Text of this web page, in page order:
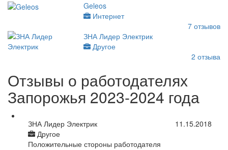
Geleos
Интернет
7 отзывов
ЗНА Лидер Электрик
Другое
2 отзыва
Отзывы о работодателях
Запорожья 2023-2024 года
ЗНА Лидер Электрик
Другое
11.15.2018
Положительные стороны работодателя